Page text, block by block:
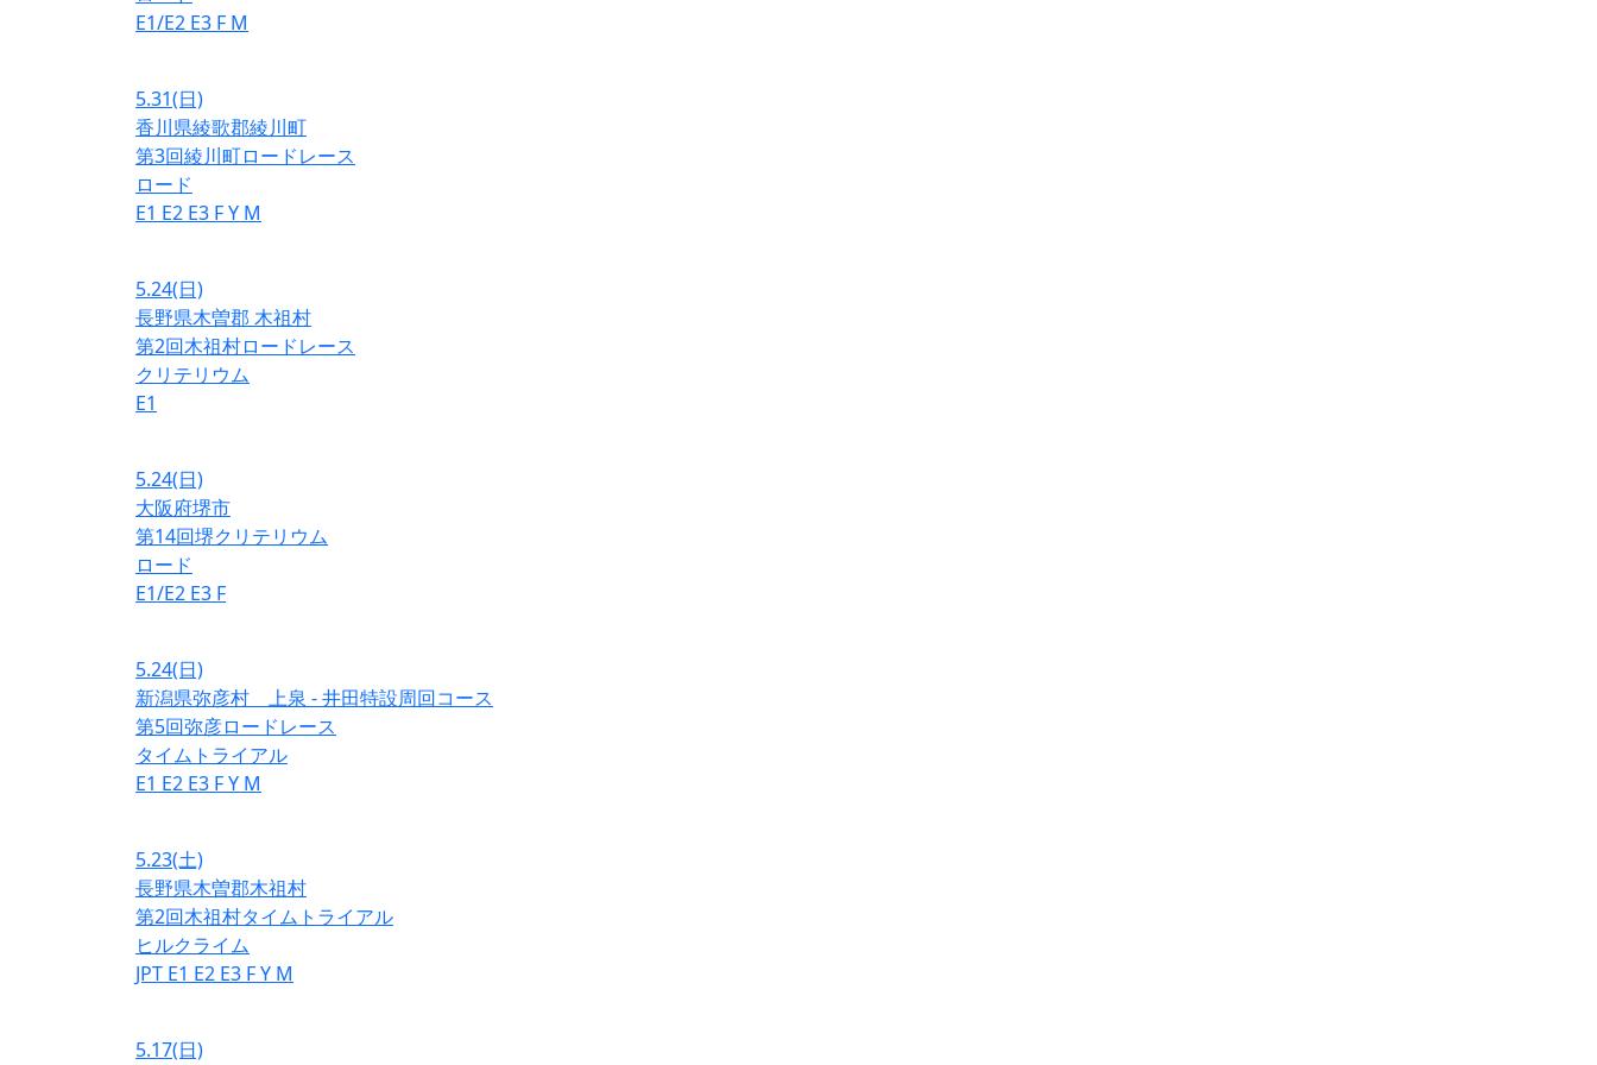
E1/E2 E3 F M
5.31(日)
香川県綾歌郡綾川町
第3回綾川町ロードレース
ロード
E1 E2 E3 FY M
5.24(日)
長野県木曽郡 木祖村
第2回木祖村ロードレース
クリテリウム
E1
5.24(日)
大阪府堺市
第14回堺クリテリウム
ロード
E1/E2 E3 F
5.24(日)
新潟県弥彦村 上泉 - 井田特設周回コース
第5回弥彦ロードレース
タイムトライアル
E1 E2 E3 FY M
5.23(土)
長野県木曽郡木祖村
第2回木祖村タイムトライアル
ヒルクライム
JPT E1 E2 E3 FY M
5.17(日)